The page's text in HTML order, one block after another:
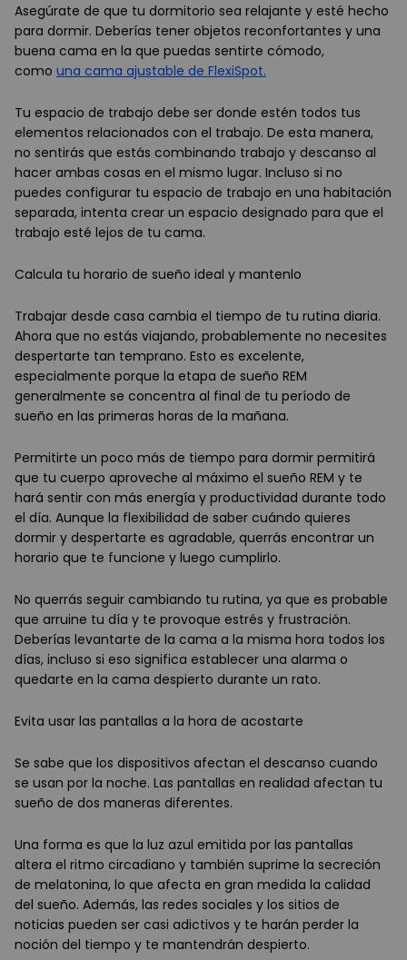
Asegúrate de que tu dormitorio sea relajante y esté hecho
para dormir. Deberías tener objetos reconfortantes y una
buena cama en la que puedas sentirte cómodo,
como una cama ajustable de FlexiSpot.
Tu espacio de trabajo debe ser donde estén todos tus
elementos relacionados con el trabajo. De esta manera,
no sentirás que estás combinando trabajo y descanso al
hacer ambas cosas en el mismo lugar. Incluso si no
puedes configurar tu espacio de trabajo en una habitación
separada, intenta crear un espacio designado para que el
trabajo esté lejos de tu cama.
Calcula tu horario de sueño ideal y mantenlo
Trabajar desde casa cambia el tiempo de tu rutina diaria.
Ahora que no estás viajando, probablemente no necesites
despertarte tan temprano. Esto es excelente,
especialmente porque la etapa de sueño REM
generalmente se concentra al final de tu período de
sueño en las primeras horas de la mañana.
Permitirte un poco más de tiempo para dormir permitirá
que tu cuerpo aproveche al máximo el sueño REM y te
hará sentir con más energía y productividad durante todo
el día. Aunque la flexibilidad de saber cuándo quieres
dormir y despertarte es agradable, querrás encontrar un
horario que te funcione y luego cumplirlo.
No querrás seguir cambiando tu rutina, ya que es probable
que arruine tu día y te provoque estrés y frustración.
Deberías levantarte de la cama a la misma hora todos los
días, incluso si eso significa establecer una alarma o
quedarte en la cama despierto durante un rato.
Evita usar las pantallas a la hora de acostarte
Se sabe que los dispositivos afectan el descanso cuando
se usan por la noche. Las pantallas en realidad afectan tu
sueño de dos maneras diferentes.
Una forma es que la luz azul emitida por las pantallas
altera el ritmo circadiano y también suprime la secreción
de melatonina, lo que afecta en gran medida la calidad
del sueño. Además, las redes sociales y los sitios de
noticias pueden ser casi adictivos y te harán perder la
noción del tiempo y te mantendrán despierto.